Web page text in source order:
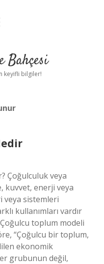
Bahçesi
keyifli bilgiler!
Çoğulculuk veya
kuvvet, enerji veya
veya sistemleri
kullanımları vardır
toplum modeli
“Çoğulcu bir toplum,
ekonomik
grubunun değil,